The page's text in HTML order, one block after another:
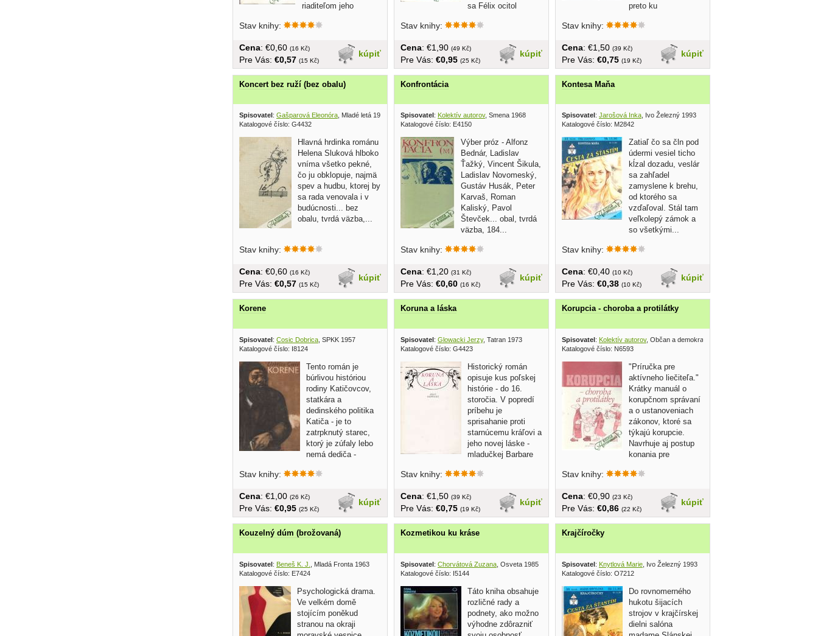
riaditeľom jeho
Stav knihy:
kúpiť
Cena: €0,60 (16 Kč)
Pre Vás: €0,57 (15 Kč)
sa Félix ocitol
Stav knihy:
kúpiť
Cena: €1,90 (49 Kč)
Pre Vás: €0,95 (25 Kč)
preto ku
Stav knihy:
kúpiť
Cena: €1,50 (39 Kč)
Pre Vás: €0,75 (19 Kč)
Koncert bez ruží (bez obalu)
Spisovatel : Gašparová Eleonóra , Mladé letá 1974
Katalogové číslo: G4432
Hlavná hrdinka románu
Helena Sluková hlboko
vníma všetko pekné,
čo ju obklopuje, najmä
spev a hudbu, ktorej by
sa rada venovala i v
budúcnosti... bez
obalu, tvrdá väzba,...
Stav knihy:
kúpiť
Cena: €0,60 (16 Kč)
Pre Vás: €0,57 (15 Kč)
Konfrontácia
Spisovatel : Kolektív autorov, Smena 1968
Katalogové číslo: E4150
Výber próz - Alfonz
Bednár, Ladislav
Ťažký, Vincent Šikula,
Ladislav Novomeský,
Gustáv Husák, Peter
Karvaš, Roman
Kaliský, Pavol
Števček... obal, tvrdá
väzba, 184...
Stav knihy:
kúpiť
Cena: €1,20 (31 Kč)
Pre Vás: €0,60 (16 Kč)
Kontesa Maňa
Spisovatel : Jarošová Inka , Ivo Železný 1993
Katalogové číslo: M2842
Zatiaľ čo sa čln pod
údermi vesiel ticho
kĺzal dozadu, veslár
sa zahľadel
zamyslene k brehu,
od ktorého sa
vzďaľoval. Stál tam
veľkolepý zámok a
so všetkými...
Stav knihy:
kúpiť
Cena: €0,40 (10 Kč)
Pre Vás: €0,38 (10 Kč)
Korene
Spisovatel: Cosic Dobrica , SPKK 1957
Katalogové číslo: I8124
Tento román je
búrlivou históriou
rodiny Katičovcov,
statkára a
dedinského politika
Katiča - je to
zatrpknutý starec,
ktorý je zúfaly lebo
nemá dediča -
Stav knihy:
kúpiť
Cena: €1,00 (26 Kč)
Pre Vás: €0,95 (25 Kč)
Koruna a láska
Spisovatel: Glowacki Jerzy, Tatran 1973
Katalogové číslo: G4423
Historický román
opisuje kus poľskej
histórie - do 16.
storočia. V popredí
príbehu je
sprisahanie proti
starnúcemu kráľovi a
jeho novej láske -
mladučkej Barbare
Stav knihy:
kúpiť
Cena: €1,50 (39 Kč)
Pre Vás: €0,75 (19 Kč)
Korupcia - choroba a protilátky
Spisovatel: Kolektív autorov, Občan a demokracia 2003
Katalogové číslo: N6593
"Príručka pre
aktívneho liečiteľa."
Krátky manuál o
korupčnom správaní
a o ustanoveniach
zákonov, ktoré sa
týkajú korupcie.
Navrhuje aj postup
konania pre
Stav knihy:
kúpiť
Cena: €0,90 (23 Kč)
Pre Vás: €0,86 (22 Kč)
Kouzelný dúm (brožovaná)
Spisovatel: Beneš K. J.
, Mladá Fronta 1963
Katalogové číslo: E7424
Psychologická drama.
Ve velkém domě
stojícím poněkud
stranou na okraji
Kozmetikou ku kráse
Spisovatel: Chorvátová Zuzana , Osveta 1985
Katalogové číslo: I5144
Táto kniha obsahuje
rozličné rady a
podnety, ako možno
výhodne zdôrazniť
Krajčíročky
Spisovatel: Knytlová Marie , Ivo Železný 1993
Katalogové číslo: O7212
Do rovnomerného
hukotu šijacích
strojov v krajčírskej
dielni salóna